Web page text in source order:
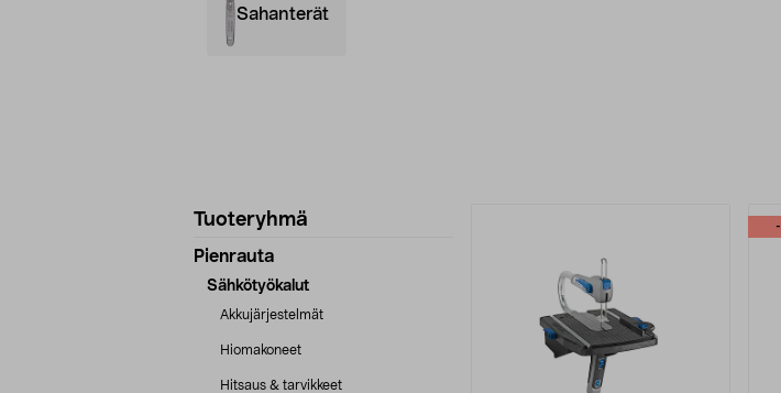
Sahanterät
Tarkenna
tuotetietoja
Tuoteryhmä
Pienrauta
Sähkötyökalut
Akkujärjestelmät
Hiomakoneet
Hitsaus & tarvikkeet
-